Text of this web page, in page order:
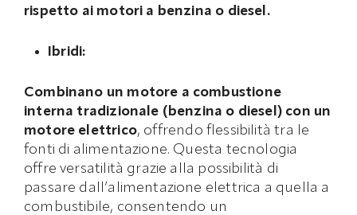
rispetto ai motori a benzina o diesel.
Ibridi:
Combinano un motore a combustione
interna tradizionale (benzina o diesel) con un
motore elettrico, offrendo flessibilità tra le
fonti di alimentazione. Questa tecnologia
offre versatilità grazie alla possibilità di
passare dall’alimentazione elettrica a quella a
combustibile, consentendo un